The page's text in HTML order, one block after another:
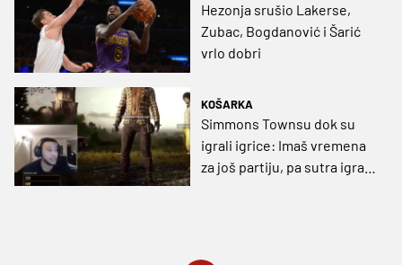
Hezonja srušio Lakerse,
Zubac, Bogdanović i Šarić
vrlo dobri
KOŠARKA
Simmons Townsu dok su
igrali igrice: Imaš vremena
za još partiju, pa sutra igraš